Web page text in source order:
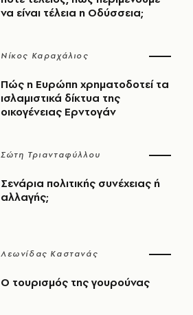
να είναι τέλεια η Οδύσσεια;
Νίκος Καραχάλιος
Πώς η Ευρώπη χρηματοδοτεί τα
ισλαμιστικά δίκτυα της
οικογένειας Ερντογάν
Σώτη Τριανταφύλλου
Σενάρια πολιτικής συνέχειας ή
αλλαγής;
Λεωνίδας Καστανάς
Ο τουρισμός της γουρούνας